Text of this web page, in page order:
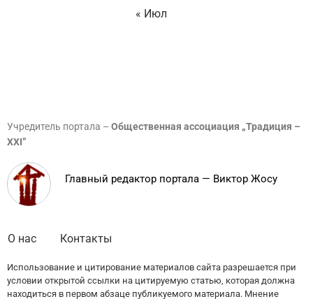
« Июл
Учредитель портала – Общественная ассоциация „Традиция –
XXI”
Главный редактор портала — Виктор Жосу
О нас Контакты
Использование и цитирование материалов сайта разрешается при
условии открытой ссылки на цитируемую статью, которая должна
находиться в первом абзаце публикуемого материала. Мнение